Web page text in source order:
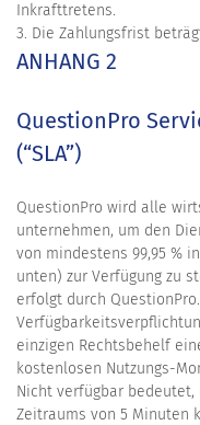
Inkrafttretens.
3. Die Zahlungsfrist
ANHANG 2
QuestionPro
(“SLA”)
QuestionPro wird alle
unternehmen, um den
von mindestens 99,95 %
unten) zur Verfügung zu
erfolgt durch
einzigen Rechtsbehelf
kostenlosen Nutzungs-
Nicht verfügbar
Zeitraums von 5 Minuten